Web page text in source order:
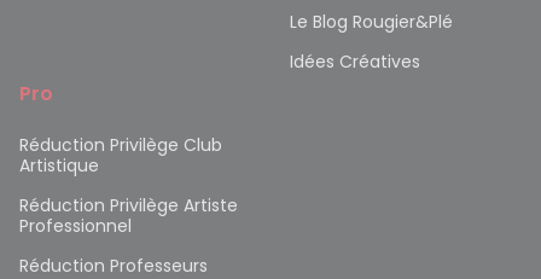
Le Blog Rougier&Plé
Idées Créatives
Pro
Réduction Privilège Club
Artistique
Réduction Privilège Artiste
Professionnel
Réduction Professeurs